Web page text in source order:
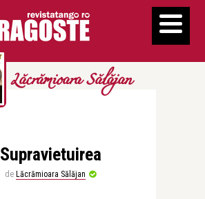
Lăcrămioara Sălăjan
Supravietuirea
de Lăcrămioara Sălăjan